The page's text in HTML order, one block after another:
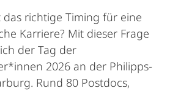
das richtige Timing für eine
Karriere? Mit dieser Frage
der Tag der
2026 an der Philipps-
Rund 80 Postdocs,